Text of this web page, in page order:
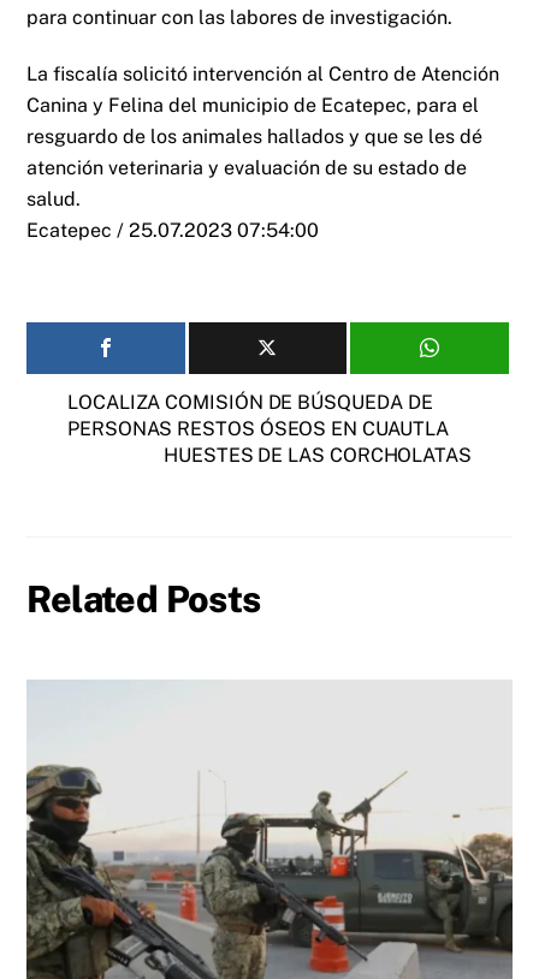
para continuar con las labores de investigación.
La fiscalía solicitó intervención al Centro de Atención
Canina y Felina del municipio de Ecatepec, para el
resguardo de los animales hallados y que se les dé
atención veterinaria y evaluación de su estado de
salud.
Ecatepec / 25.07.2023 07:54:00
LOCALIZA COMISIÓN DE BÚSQUEDA DE
PERSONAS RESTOS ÓSEOS EN CUAUTLA
HUESTES DE LAS CORCHOLATAS
Related Posts